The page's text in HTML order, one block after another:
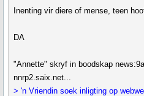
Inenting vir diere of mense, teen
DA
"Annette" skryf in boodskap
nnrp2.saix.net...
> 'n Vriendin soek inligting op